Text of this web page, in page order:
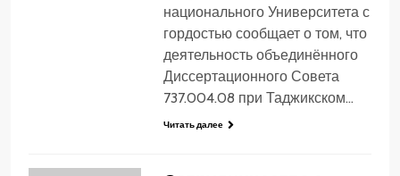
национального Университета с
гордостью сообщает о том, что
деятельность объединённого
Диссертационного Совета
737.004.08 при Таджикском…
Читать далее